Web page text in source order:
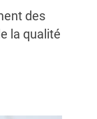
des
la qualité